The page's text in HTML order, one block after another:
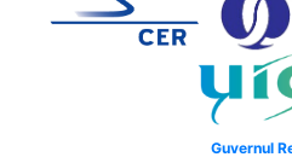
Guvernul